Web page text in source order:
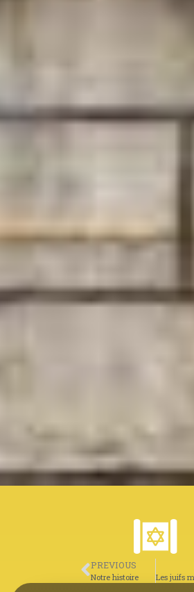
PREVIOUS
Notre histoire